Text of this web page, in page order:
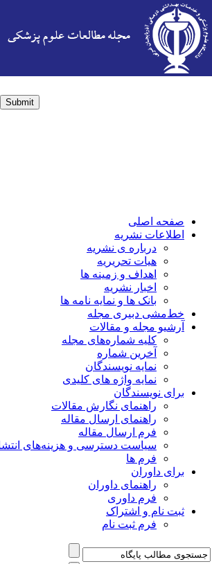
Submit
صفحه اصلی
اطلاعات نشریه
درباره ی نشریه
هیات تحریریه
اهداف و زمینه ها
اخبار نشریه
بانک ها و نمایه نامه ها
خط‌مشی دبیری مجله
آرشیو مجله و مقالات
کلیه شماره‌های مجله
آخرین شماره
نمایه نویسندگان
نمایه واژه های کلیدی
برای نویسندگان
راهنمای نگارش مقالات
راهنمای ارسال مقاله
فرم ارسال مقاله
سیاست دسترسی و هزینه‌های انتشار
فرم ها
برای داوران
راهنمای داوران
فرم داوری
ثبت نام و اشتراک
فرم ثبت نام